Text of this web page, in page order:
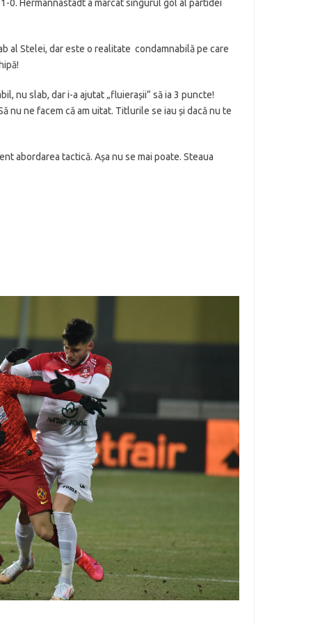
0. Hermannastadt a marcat singurul gol al partidei
al Stelei, dar este o realitate condamnabilă pe care
nu slab, dar i-a ajutat „fluierașii” să ia 3 puncte!
nu ne facem că am uitat. Titlurile se iau și dacă nu te
abordarea tactică. Așa nu se mai poate. Steaua